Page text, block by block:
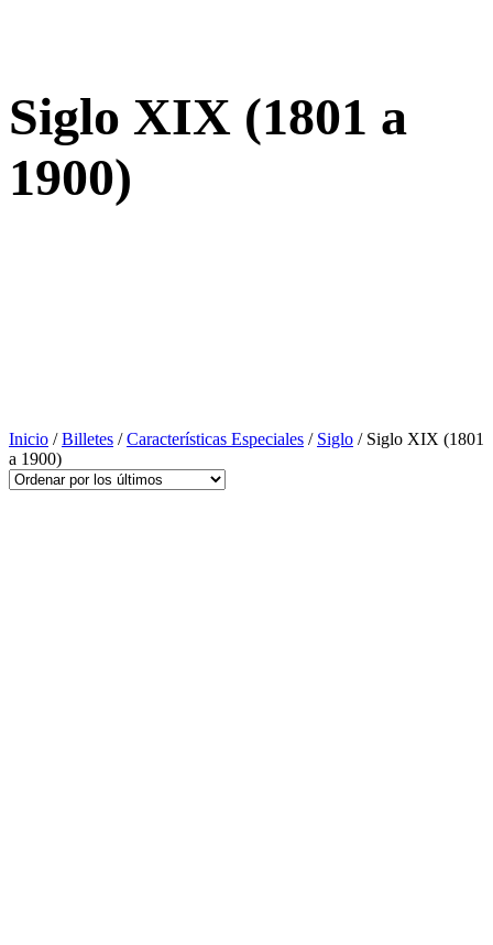
Siglo XIX (1801 a
1900)
Inicio /Billetes /Características Especiales / Siglo / Siglo XIX (1801
a 1900)